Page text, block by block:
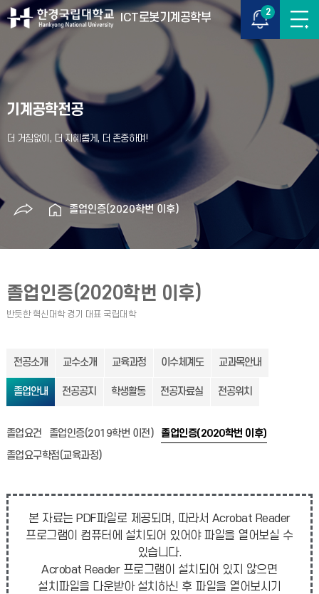
ICT로봇기계공학부 2
기계공학전공
졸업인증(2020학번 이후)
졸업인증(2020학번 이후)
전공소개 교수소개 교육과정 이수체계도 교과목안내
졸업안내 전공공지 학생활동 전공자료실 전공위치
졸업요건 졸업인증(2019학번 이전)
졸업인증(2020학번 이후)
졸업요구학점(교육과정)
본 자료는 PDF파일로 제공되며, 따라서 Acrobat Reader
프로그램이 컴퓨터에 설치되어 있어야 파일을 열어보실 수
있습니다.
Acrobat Reader 프로그램이 설치되어 있지 않으면
설치파일을 다운받아 설치하신 후 파일을 열어보시기